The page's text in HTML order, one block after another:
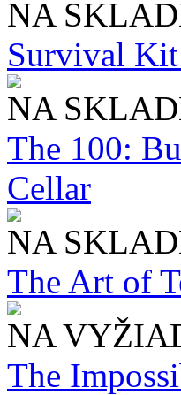
NA
Survival
NA
The 100:
Cellar
NA
The Art of
NA
The